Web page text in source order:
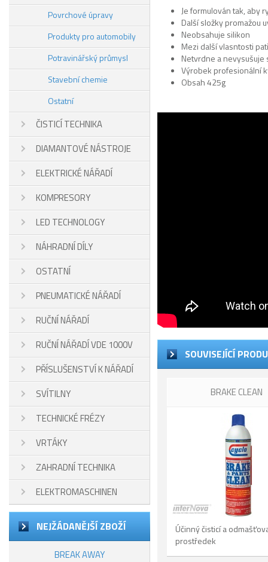
Povrchové úpravy
Produkty pro automobily
Potravinářský průmysl
Stavební chemie
Ostatní
ČISTICÍ TECHNIKA
DIAMANTOVÉ NÁSTROJE
ELEKTRICKÉ NÁŘADÍ
KOMPRESORY
LED TECHNOLOGY
NÁHRADNÍ DÍLY
OSTATNÍ
PNEUMATICKÉ NÁŘADÍ
RUČNÍ NÁŘADÍ
RUČNÍ NÁŘADÍ VDE 1000V
PŘÍSLUŠENSTVÍ K NÁŘADÍ
SVÍTILNY
TECHNICKÉ FRÉZY
VRTÁKY
ZAHRADNÍ TECHNIKA
ELEKTROMASCHINEN
NEJŽÁDANĚJŠÍ ZBOŽÍ
BREAK AWAY
Je formulován tak, aby
Další složky promažou
Neobsahuje silikon
Mezi další vlasntosti
Netvrdne a nevysušuje
Výrobek profesionální
Obsah 425g
SOUVISEJÍCÍ
BRAKE CLEAN
Účinný čisticí a
prostředek